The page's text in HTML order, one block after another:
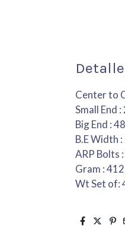
Center to
Small End
Big End :
B.E Width
ARP Bolts
Gram :
Wt Set of: